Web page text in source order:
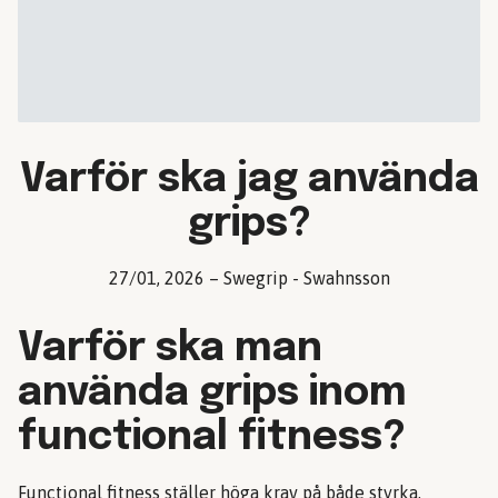
Varför ska jag använda
grips?
27/01, 2026 – Swegrip - Swahnsson
Varför ska man
använda grips inom
functional fitness?
Functional fitness ställer höga krav på både styrka,